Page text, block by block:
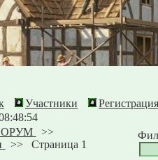
Участники
Регистрация
>>
>>Страница 1